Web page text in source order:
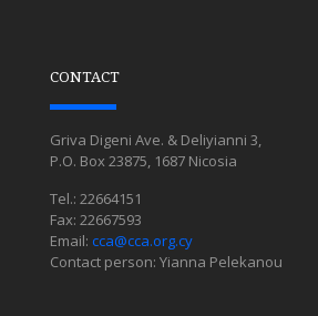
CONTACT
Griva Digeni Ave. & Deliyianni 3,
P.O. Box 23875, 1687 Nicosia
Tel.: 22664151
Fax: 22667593
Email: cca@cca.org.cy
Contact person: Yianna Pelekanou